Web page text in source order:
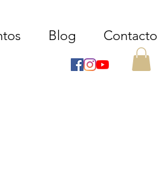
Blog Contacto